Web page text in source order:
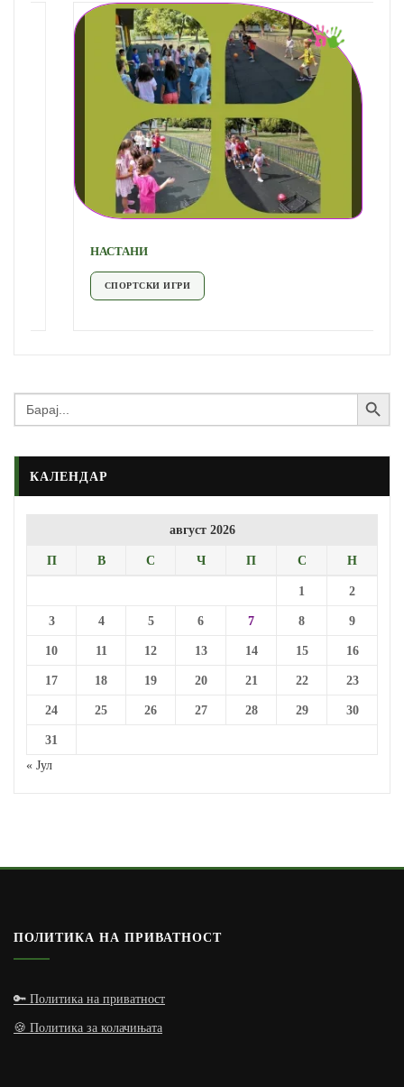
НАСТАНИ
СПОРТСКИ ИГРИ
Search
for:
Search Button
КАЛЕНДАР
август 2026
П В С Ч П С Н
1 2
3 4 5 6 7 8 9
10 11 12 13 14 15 16
17 18 19 20 21 22 23
24 25 26 27 28 29 30
31
« Јул
ПОЛИТИКА НА ПРИВАТНОСТ
🔑 Политика на приватност
🍪 Политика за колачињата